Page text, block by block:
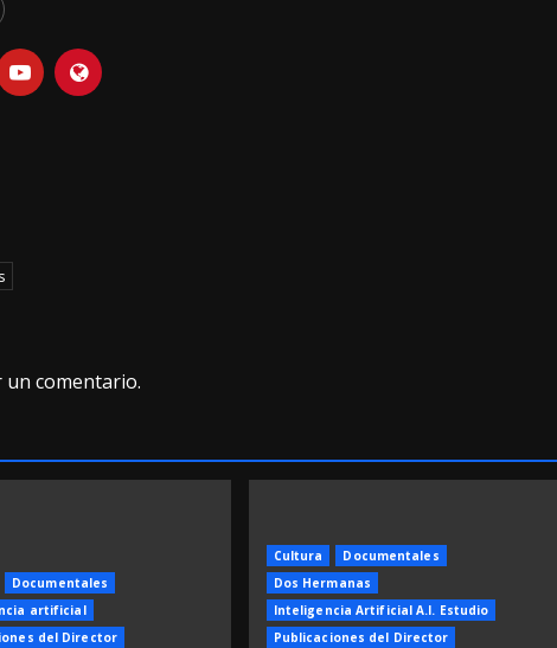
comentario.
Documentales
artificial
del Director
Cultura
Documentales
Dos Hermanas
Inteligencia Artificial A.I. Estudio
Publicaciones del Director